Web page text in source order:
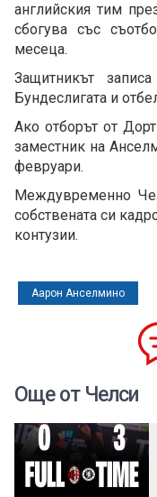
английския тим
сбогува със
месеца.
Защитникът
Бундеслигата и
Ако отборът от
заместник на
февруари.
Междувременно
собствената си
контузии.
Аарон Анселмино
Още от Челси